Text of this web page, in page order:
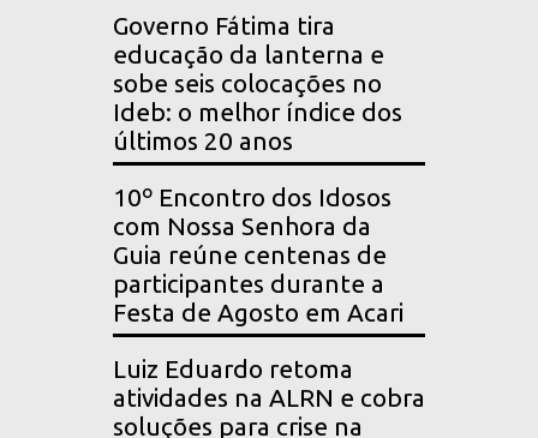
Governo Fátima tira
educação da lanterna e
sobe seis colocações no
Ideb: o melhor índice dos
últimos 20 anos
10º Encontro dos Idosos
com Nossa Senhora da
Guia reúne centenas de
participantes durante a
Festa de Agosto em Acari
Luiz Eduardo retoma
atividades na ALRN e cobra
soluções para crise na